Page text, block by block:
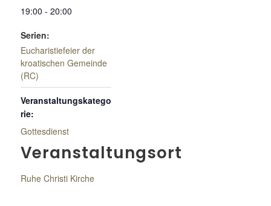
19:00 - 20:00
Serien:
Eucharistiefeier der
kroatischen Gemeinde
(RC)
Veranstaltungskatego
rie:
Gottesdienst
Veranstaltungsort
Ruhe Christi Kirche